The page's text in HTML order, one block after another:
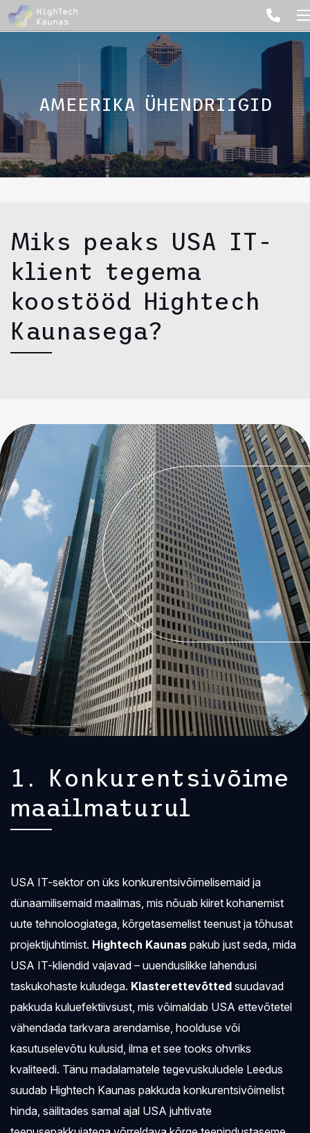
AMEERIKA ÜHENDRIIGID
Miks peaks USA IT-
klient tegema
koostööd Hightech
Kaunasega?
1. Konkurentsivõime
maailmaturul
USA IT-sektor on üks konkurentsivõimelisemaid ja
dünaamilisemaid maailmas, mis nõuab kiiret kohanemist
uute tehnoloogiatega, kõrgetasemelist teenust ja tõhusat
projektijuhtimist. Hightech Kaunas pakub just seda, mida
USA IT-kliendid vajavad – uuenduslikke lahendusi
taskukohaste kuludega. Klasterettevõtted suudavad
pakkuda kuluefektiivsust, mis võimaldab USA ettevõtetel
vähendada tarkvara arendamise, hoolduse või
kasutuselevõtu kulusid, ilma et see tooks ohvriks
kvaliteedi. Tänu madalamatele tegevuskuludele Leedus
suudab Hightech Kaunas pakkuda konkurentsivõimelist
hinda, säilitades samal ajal USA juhtivate